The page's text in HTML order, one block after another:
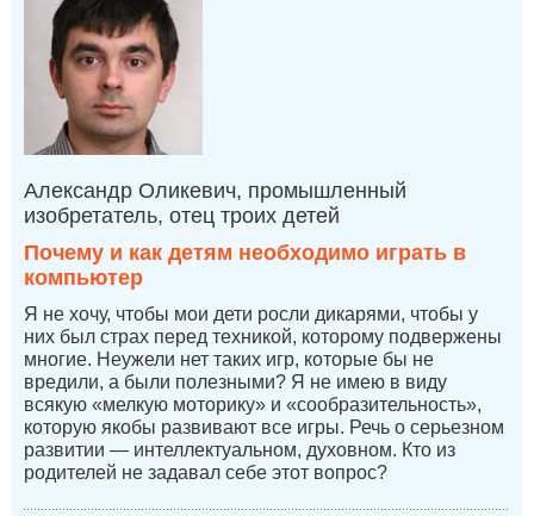
Александр Оликевич, промышленный
изобретатель, отец троих детей
Почему и как детям необходимо играть в
компьютер
Я не хочу, чтобы мои дети росли дикарями, чтобы у
них был страх перед техникой, которому подвержены
многие. Неужели нет таких игр, которые бы не
вредили, а были полезными? Я не имею в виду
всякую «мелкую моторику» и «сообразительность»,
которую якобы развивают все игры. Речь о серьезном
развитии — интеллектуальном, духовном. Кто из
родителей не задавал себе этот вопрос?